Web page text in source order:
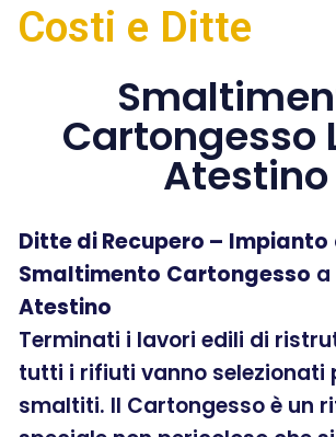
Costi e Ditte
Cartongesso
Atestino
Ditte di Recupero – Impianto
Smaltimento Cartongesso a
Atestino
Terminati i lavori edili di
tutti i rifiuti vanno selezionati
smaltiti. Il Cartongesso è un